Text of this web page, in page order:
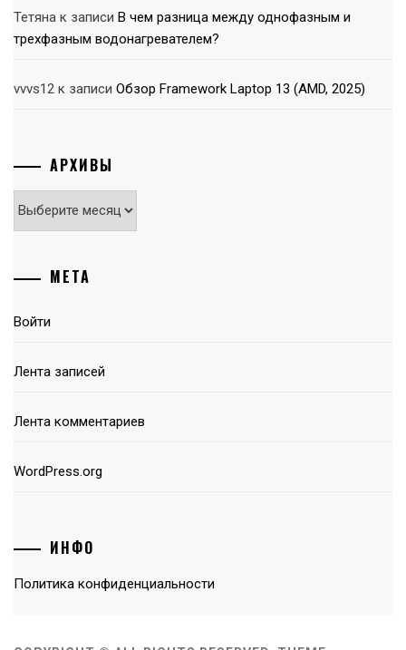
Тетяна к записи В чем разница между однофазным и
трехфазным водонагревателем?
vvvs12 к записи Обзор Framework Laptop 13 (AMD, 2025)
АРХИВЫ
Архивы
МЕТА
Войти
Лента записей
Лента комментариев
WordPress.org
ИНФО
Политика конфиденциальности